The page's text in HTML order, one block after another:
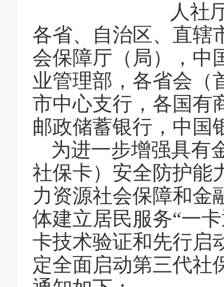
人社
各省、自治区、直辖
会保障厅（局）
，
业管理部，各省会（
市中心支行，各国有
邮政储蓄银行，中国
为进一步增强具有
社保卡）安全防护能
力资源社会保障和金
体建立居民服务“一
卡技术验证和先行启
定全面启动第三代社